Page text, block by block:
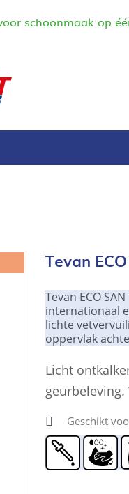
schoonmaak op
Tevan
Tevan ECO
internationaal
lichte
oppervlak
Licht
geurbeleving.
Geschikt